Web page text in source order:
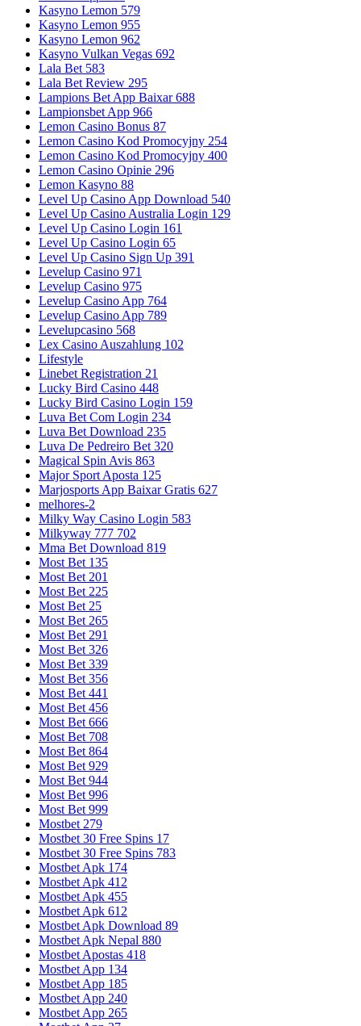
Kasyno Lemon 579
Kasyno Lemon 955
Kasyno Lemon 962
Kasyno Vulkan Vegas 692
Lala Bet 583
Lala Bet Review 295
Lampions Bet App Baixar 688
Lampionsbet App 966
Lemon Casino Bonus 87
Lemon Casino Kod Promocyjny 254
Lemon Casino Kod Promocyjny 400
Lemon Casino Opinie 296
Lemon Kasyno 88
Level Up Casino App Download 540
Level Up Casino Australia Login 129
Level Up Casino Login 161
Level Up Casino Login 65
Level Up Casino Sign Up 391
Levelup Casino 971
Levelup Casino 975
Levelup Casino App 764
Levelup Casino App 789
Levelupcasino 568
Lex Casino Auszahlung 102
Lifestyle
Linebet Registration 21
Lucky Bird Casino 448
Lucky Bird Casino Login 159
Luva Bet Com Login 234
Luva Bet Download 235
Luva De Pedreiro Bet 320
Magical Spin Avis 863
Major Sport Aposta 125
Marjosports App Baixar Gratis 627
melhores-2
Milky Way Casino Login 583
Milkyway 777 702
Mma Bet Download 819
Most Bet 135
Most Bet 201
Most Bet 225
Most Bet 25
Most Bet 265
Most Bet 291
Most Bet 326
Most Bet 339
Most Bet 356
Most Bet 441
Most Bet 456
Most Bet 666
Most Bet 708
Most Bet 864
Most Bet 929
Most Bet 944
Most Bet 996
Most Bet 999
Mostbet 279
Mostbet 30 Free Spins 17
Mostbet 30 Free Spins 783
Mostbet Apk 174
Mostbet Apk 412
Mostbet Apk 455
Mostbet Apk 612
Mostbet Apk Download 89
Mostbet Apk Nepal 880
Mostbet Apostas 418
Mostbet App 134
Mostbet App 185
Mostbet App 240
Mostbet App 265